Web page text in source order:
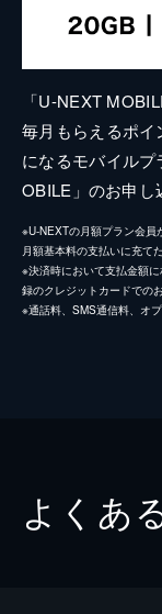
「U-NEXT
毎月もらえるポ
になるモバイル
OBILE」のお申し
※U-NEXTの月額プラン会
月額基本料の支払いに充てた
※決済時において支払金額
録のクレジットカードでの
※通話料、SMS通信料、オ
よくあ